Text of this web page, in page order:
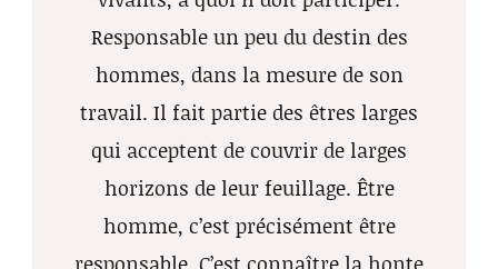
Responsable un peu du destin des
hommes, dans la mesure de son
travail. Il fait partie des êtres larges
qui acceptent de couvrir de larges
horizons de leur feuillage. Être
homme, c’est précisément être